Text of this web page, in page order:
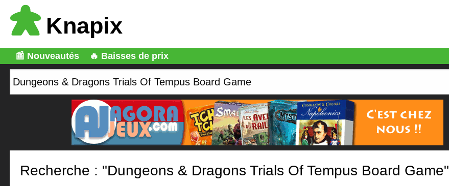
Knapix
📰 Nouveautés 🔥 Baisses de prix
Recherche : "Dungeons & Dragons Trials Of Tempus Board Game"